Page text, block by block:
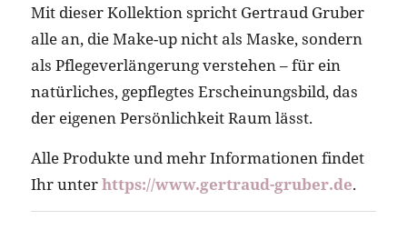
Mit dieser Kollektion spricht Gertraud Gruber
alle an, die Make-up nicht als Maske, sondern
als Pflegeverlängerung verstehen – für ein
natürliches, gepflegtes Erscheinungsbild, das
der eigenen Persönlichkeit Raum lässt.
Alle Produkte und mehr Informationen findet
Ihr unterhttps://www.gertraud-gruber.de.